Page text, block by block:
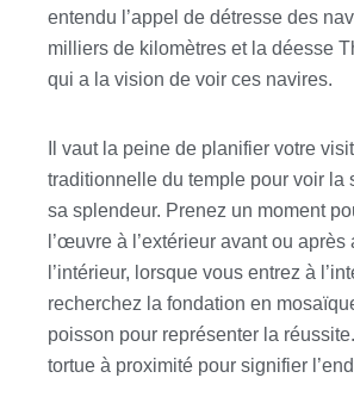
entendu l’appel de détresse des
milliers de kilomètres et la déesse
qui a la vision de voir ces navires.
Il vaut la peine de planifier votre
traditionnelle du temple pour voir la
sa splendeur. Prenez un moment
l’œuvre à l’extérieur avant ou
l’intérieur, lorsque vous entrez à
recherchez la fondation en
poisson pour représenter la
tortue à proximité pour signifier